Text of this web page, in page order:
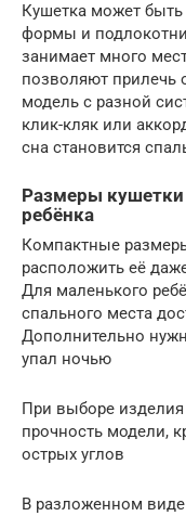
Кушетка может
формы и
занимает много
позволяют прилечь
модель с разной
клик-кляк или
сна становится
Размеры
ребёнка
Компактные
расположить её
Для маленького
спального места
Дополнительно
упал ночью
При выборе изделия
прочность модели,
острых углов
В разложенном